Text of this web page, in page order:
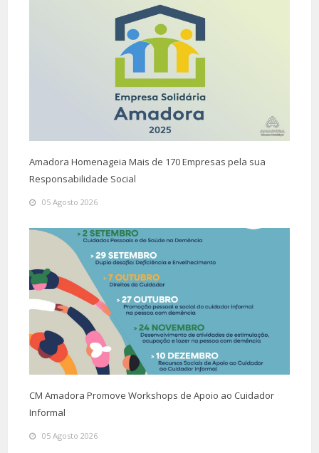
Amadora Homenageia Mais de 170 Empresas pela sua
Responsabilidade Social
05 Agosto 2026
CM Amadora Promove Workshops de Apoio ao Cuidador
Informal
05 Agosto 2026